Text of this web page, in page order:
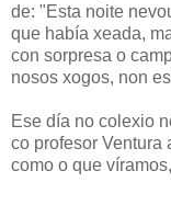
de: "Esta noite
que había xeada,
con sorpresa o
nosos xogos, non
Ese día no colexio
co profesor Ventura
como o que